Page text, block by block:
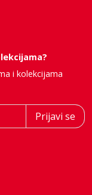
i kolekcijama
Prijavi se